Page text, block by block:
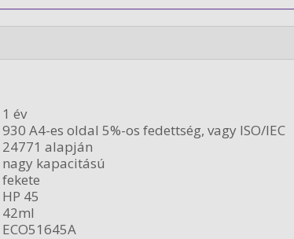
1 év
930 A4-es oldal 5%-os fedettség, vagy ISO/IEC
24771 alapján
nagy kapacitású
fekete
HP 45
42ml
ECO51645A